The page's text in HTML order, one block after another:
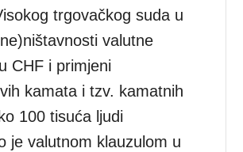
trgovačkog suda u
valutne
CHF i primjeni
kamata i tzv. kamatnih
100 tisuća ljudi
je valutnom klauzulom u